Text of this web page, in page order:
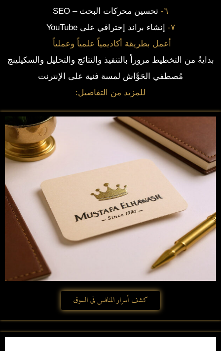
٦- تحسين محركات البحث – SEO
٧-
إنشاء براند إحترافي على YouTube
أعمل بطريقة أكاديمياً علمياً وعملياً
بدايةً من التخطيط مروراً بالتنفيذ والنتائج والتحليل والسكيلينج
مُصطفي الحَوَّاش لمسة فنية على الإنترنت
للمزيد من التفاصيل:
كشف أسرار المنافس فى السوق